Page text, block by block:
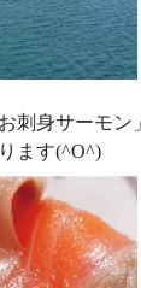
身サーモン
ます(^O^)